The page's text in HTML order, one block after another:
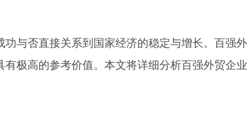
与否直接关系到国家经济的稳定与增长。百强外
极高的参考价值。本文将详细分析百强外贸企业